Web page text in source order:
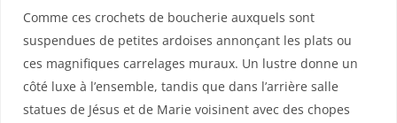
Comme ces crochets de boucherie auxquels sont
suspendues de petites ardoises annonçant les plats ou
ces magnifiques carrelages muraux. Un lustre donne un
côté luxe à l’ensemble, tandis que dans l’arrière salle
statues de Jésus et de Marie voisinent avec des chopes